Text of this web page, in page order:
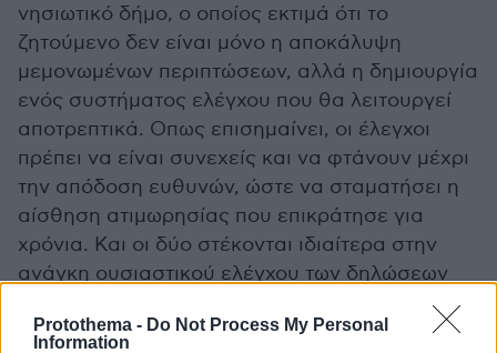
Protothema - Do Not Process My Personal
Information
νησιωτικό δήμο, ο οποίος εκτιμά ότι το
ζητούμενο δεν είναι μόνο η αποκάλυψη
μεμονωμένων περιπτώσεων, αλλά η δημιουργία
ενός συστήματος ελέγχου που θα λειτουργεί
αποτρεπτικά. Οπως επισημαίνει, οι έλεγχοι
πρέπει να είναι συνεχείς και να φτάνουν μέχρι
την απόδοση ευθυνών, ώστε να σταματήσει η
αίσθηση ατιμωρησίας που επικράτησε για
χρόνια. Και οι δύο στέκονται ιδιαίτερα στην
ανάγκη ουσιαστικού ελέγχου των δηλώσεων
περιουσιακής κατάστασης των υπαλλήλων που
υπηρετούν σε νευραλγικές θέσεις. Ο